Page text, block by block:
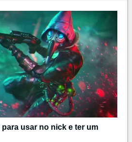
usar no nick e ter um